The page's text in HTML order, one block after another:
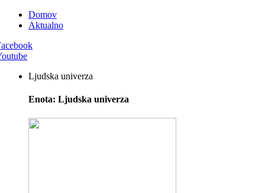
Domov
Aktualno
Ljudska univerza
Enota: Ljudska univerza